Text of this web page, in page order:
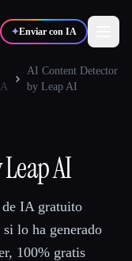
✦Enviar con IA
AI Content Detector
by Leap AI
AI
de IA gratuito
lo ha generado
100% gratis